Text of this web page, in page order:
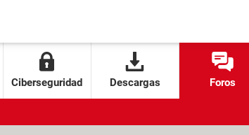
Ciberseguridad Descargas Foros